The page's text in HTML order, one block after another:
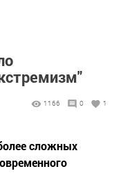
1166 0 1
сложных